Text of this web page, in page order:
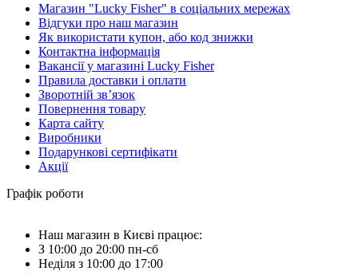
Магазин "Lucky Fisher" в соціальних мережах
Відгуки про наш магазин
Як використати купон, або код знижки
Контактна інформація
Вакансії у магазині Lucky Fisher
Правила доставки і оплати
Зворотній зв’язок
Повернення товару
Карта сайту
Виробники
Подарункові сертифікати
Акції
Графік роботи
Наш магазин в Києві працює:
З 10:00 до 20:00 пн-сб
Неділя з 10:00 до 17:00